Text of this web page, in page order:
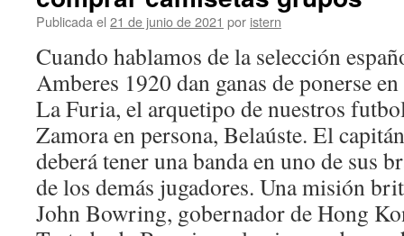
Publicada el 21 de junio de 2021 por istern
Cuando hablamos de la selección
Amberes 1920 dan ganas de ponerse
La Furia, el arquetipo de nuestros
Zamora en persona, Belaúste. El
deberá tener una banda en uno de sus
de los demás jugadores. Una misión
John Bowring, gobernador de Hong